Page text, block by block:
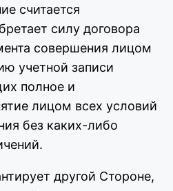
считается
силу договора
совершения лицом
учетной записи
полное и
лицом всех условий
без каких-либо
другой Стороне,